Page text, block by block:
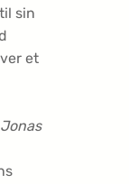
sin
et